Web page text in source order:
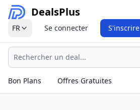
DealsPlus
FR Se connecter S'inscrire
Recherche
Bon Plans
Offres Gratuites